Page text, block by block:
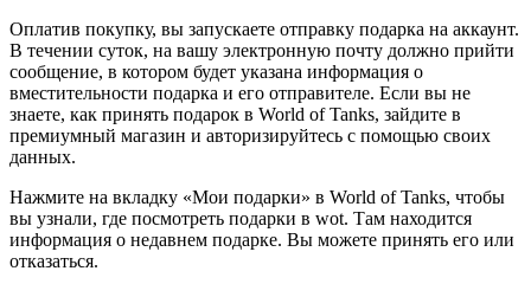
Оплатив покупку, вы запускаете отправку подарка на аккаунт.
В течении суток, на вашу электронную почту должно прийти
сообщение, в котором будет указана информация о
вместительности подарка и его отправителе. Если вы не
знаете, как принять подарок в World of Tanks, зайдите в
премиумный магазин и авторизируйтесь с помощью своих
данных.
Нажмите на вкладку «Мои подарки» в World of Tanks, чтобы
вы узнали, где посмотреть подарки в wot. Там находится
информация о недавнем подарке. Вы можете принять его или
отказаться.